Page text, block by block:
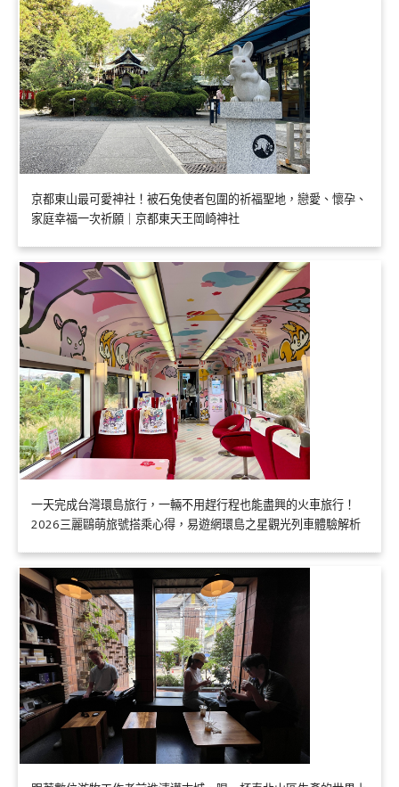
京都東山最可愛神社！被石兔使者包圍的祈福聖地，戀愛、懷孕、
家庭幸福一次祈願｜京都東天王岡崎神社
一天完成台灣環島旅行，一輛不用趕行程也能盡興的火車旅行！
2026三麗鷗萌旅號搭乘心得，易遊網環島之星觀光列車體驗解析